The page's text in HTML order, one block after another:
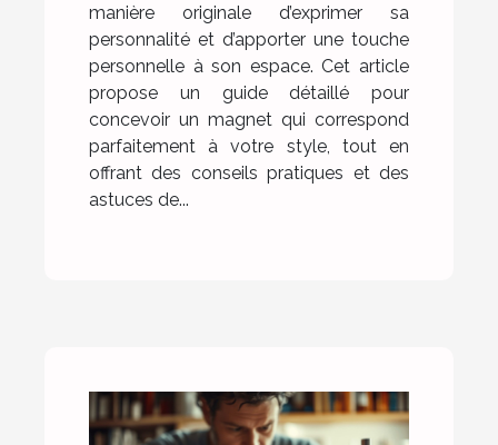
manière originale d’exprimer sa
personnalité et d’apporter une touche
personnelle à son espace. Cet article
propose un guide détaillé pour
concevoir un magnet qui correspond
parfaitement à votre style, tout en
offrant des conseils pratiques et des
astuces de...